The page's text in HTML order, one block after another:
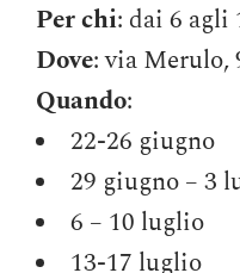
Per chi: dai 6 agli
Dove: via Merulo,
Quando:
22-26 giugno
29 giugno – 3
6 – 10 luglio
13-17 luglio